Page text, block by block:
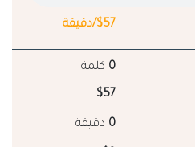
$57/دقيقة
0 كلمة
$57
0 دقيقة